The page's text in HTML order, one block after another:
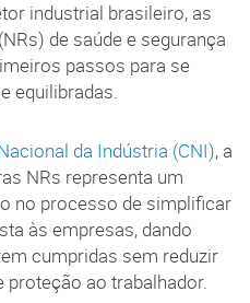
industrial brasileiro, as
de saúde e segurança
passos para se
equilibradas.
da Indústria (CNI), a
NRs representa um
no processo de simplificar
às empresas, dando
cumpridas sem reduzir
ao trabalhador.